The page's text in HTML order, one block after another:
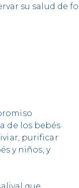
su salud de
de los bebés
purificar
y niños, y
que